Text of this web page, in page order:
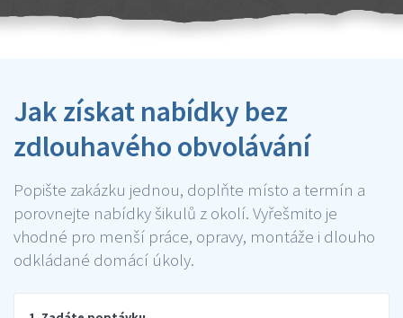
Jak získat nabídky bez
zdlouhavého obvolávání
Popište zakázku jednou, doplňte místo a termín a
porovnejte nabídky šikulů z okolí. Vyřešmito je
vhodné pro menší práce, opravy, montáže i dlouho
odkládané domácí úkoly.